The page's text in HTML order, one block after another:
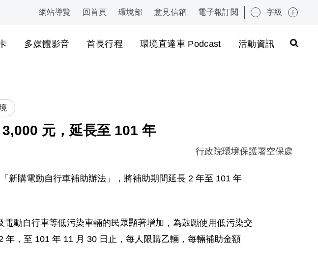
:::
網站導覽 回首頁 環境部 意見信箱 電子報訂閱 字級
多媒體影音 首長行程 環境直達車 Podcast 活動資訊
:::
元，延長至 101 年
行政院環境保護署空保處
新購電動自行車補助辦法」，將補助期間延長 2 年至 101 年
動自行車等低污染車輛的民眾顯著增加，為鼓勵使用低污染交
，至 101 年 11 月 30 日止，每人限購乙輛，每輛補助金額